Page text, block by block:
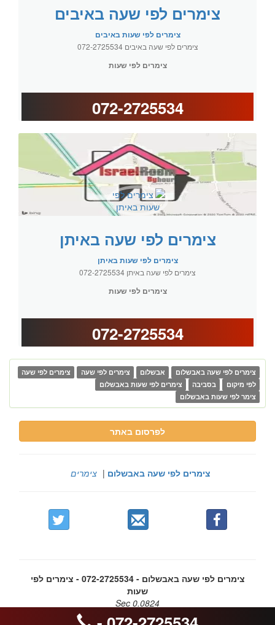
צימרים לפי שעה באיבים
צימרים לפי שעות באיבים
צימרים לפי שעה באיבים 072-2725534
צימרים לפי שעות
072-2725534
צימרים לפי שעה באיתן
צימרים לפי שעות באיתן
צימרים לפי שעה באיתן 072-2725534
צימרים לפי שעות
072-2725534
צימרים לפי שעה באבשלום אבשלום צימרים לפי שעה
צימרים לפי שעה
לפי מיקום
בסביבה
צימרים לפי שעות באבשלום
צימר לפי שעות באבשלום
לפרסום באתר
צימרים לפי שעה באבשלום | צימרים
צימרים לפי שעה באבשלום - 072-2725534 - צימרים לפי
שעות
0.0824 Sec